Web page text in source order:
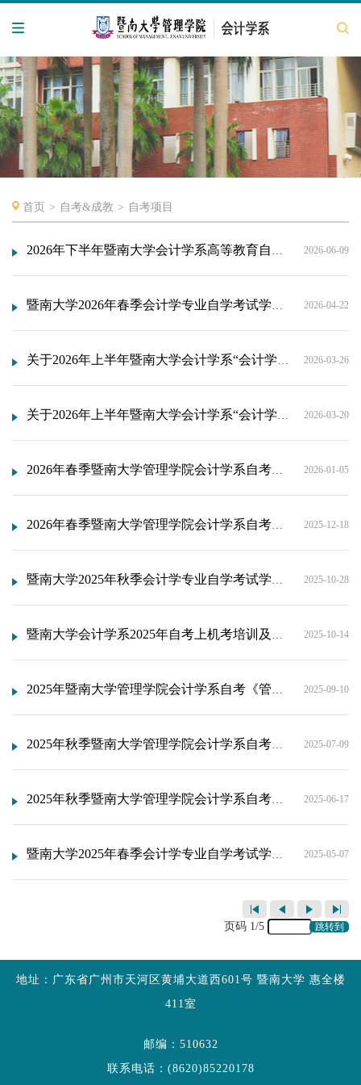
首页 > 自考&成教 > 自考项目
2026年下半年暨南大学会计学系高等教育自学考试会计学专业（120203K）本科毕业论文工作安排 2026-06-09
暨南大学2026年春季会计学专业自学考试学位论文答辩通知 2026-04-22
关于2026年上半年暨南大学会计学系“会计学”专业自学考试 《管理系统中计算机应用》、《财务分析》、《会计案例分析》实践考核课程参考书目及考核方式的通知 2026-03-26
关于2026年上半年暨南大学会计学系“会计学”专业自学考试《管理系统中计算机应用》、《财务分析》、《会计案例分析》实践考核课程报考的通知 2026-03-20
2026年春季暨南大学管理学院会计学系自考会计学专业《毕业论文》分配导师名单 2026-01-05
2026年春季暨南大学管理学院会计学系自考会计学专业《毕业论文》考核及培训安排 2025-12-18
暨南大学2025年秋季会计学专业自学考试学位论文答辩通知 2025-10-28
暨南大学会计学系2025年自考上机考培训及考试安排通知 2025-10-14
2025年暨南大学管理学院会计学系自考《管理系统中计算机应用》 实践课程考试 2025-09-10
2025年秋季暨南大学管理学院会计学系自考会计学专业《毕业论文》分配导师名单 2025-07-09
2025年秋季暨南大学管理学院会计学系自考会计学专业《毕业论文》考核及培训安排 2025-06-17
暨南大学2025年春季会计学专业自学考试学位论文答辩通知 2025-05-07
页码 1/5 跳转到
地址：广东省广州市天河区黄埔大道西601号 暨南大学 惠全楼
411室
邮编：510632
联系电话：(8620)85220178